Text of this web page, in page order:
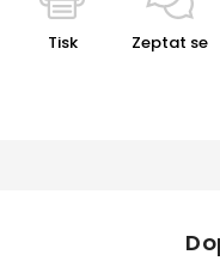
Tisk Zeptat se